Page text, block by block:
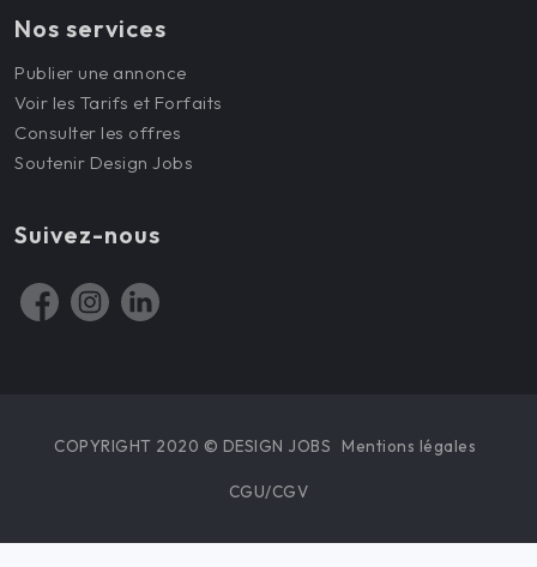
Nos services
Publier une annonce
Voir les Tarifs et Forfaits
Consulter les offres
Soutenir Design Jobs
Suivez-nous
COPYRIGHT 2020 © DESIGN JOBS Mentions légales
CGU/CGV